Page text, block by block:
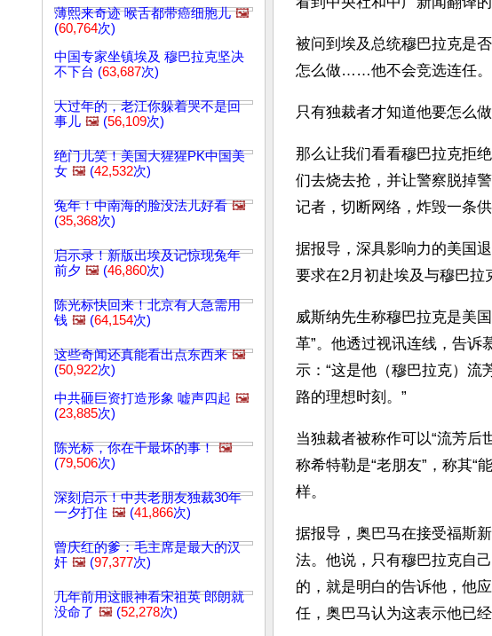
薄熙来奇迹 喉舌都带癌细胞儿 🖼️
(60,764次)
中国专家坐镇埃及 穆巴拉克坚决
不下台 (63,687次)
大过年的，老江你躲着哭不是回
事儿 🖼️ (56,109次)
绝门儿笑！美国大猩猩PK中国美
女 🖼️ (42,532次)
兔年！中南海的脸没法儿好看 🖼️
(35,368次)
启示录！新版出埃及记惊现兔年
前夕 🖼️ (46,860次)
陈光标快回来！北京有人急需用
钱 🖼️ (64,154次)
这些奇闻还真能看出点东西来 🖼️
(50,922次)
中共砸巨资打造形象 嘘声四起 🖼️
(23,885次)
陈光标，你在干最坏的事！ 🖼️
(79,506次)
深刻启示！中共老朋友独裁30年
一夕打住 🖼️ (41,866次)
曾庆红的爹：毛主席是最大的汉
奸 🖼️ (97,377次)
几年前用这眼神看宋祖英 郎朗就
没命了 🖼️ (52,278次)
被问到埃及总统穆巴拉克是
怎么做……他不会竞选连任。
只有独裁者才知道他要怎么做
那么让我们看看穆巴拉克拒
们去烧去抢，并让警察脱掉
记者，切断网络，炸毁一条
据报导，深具影响力的美国
要求在2月初赴埃及与穆巴拉
威斯纳先生称穆巴拉克是美
革”。他透过视讯连线，告诉
示：“这是他（穆巴拉克）流
路的理想时刻。”
当独裁者被称作可以“流芳后
称希特勒是“老朋友”，称其“
样。
据报导，奥巴马在接受福斯
法。他说，只有穆巴拉克自
的，就是明白的告诉他，他
任，奥巴马认为这表示他已经